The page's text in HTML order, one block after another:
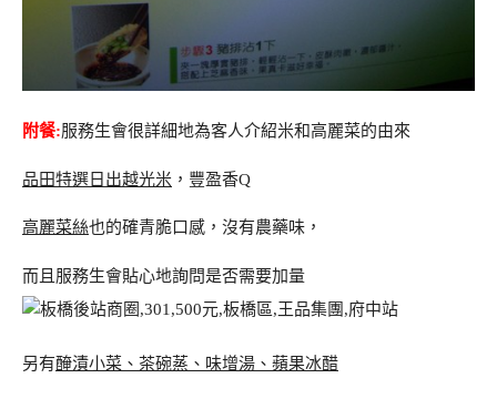
附餐:服務生會很詳細地為客人介紹米和高麗菜的由來
品田特選日出越光米 ，豐盈香Q
高麗菜絲也的確青脆口感，沒有農藥味，
而且服務生會貼心地詢問是否需要加量
另有醃漬小菜、茶碗蒸、味增湯、蘋果冰醋